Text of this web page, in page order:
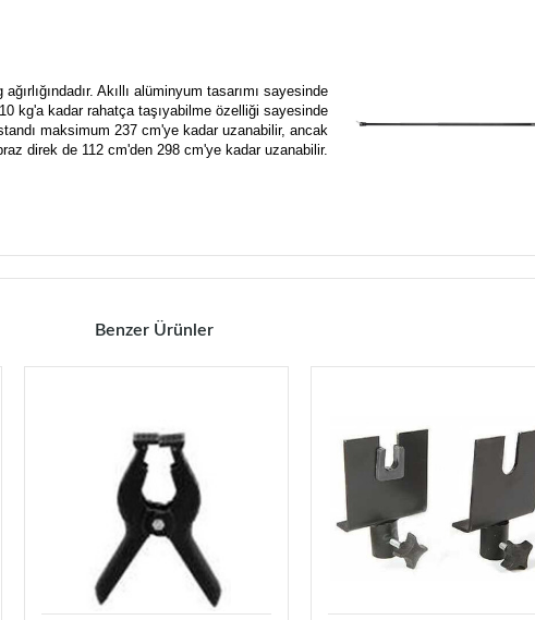
Akıllı alüminyum tasarımı sayesinde
kg'a kadar rahatça taşıyabilme özelliği sayesinde
maksimum 237 cm'ye kadar uzanabilir, ancak
direk de 112 cm'den 298 cm'ye kadar uzanabilir.
Benzer Ürünler